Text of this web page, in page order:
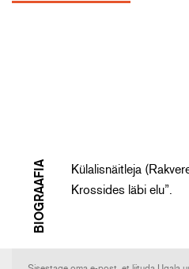
BIOGRAAFIA
Külalisnäitleja
Krossides läbi elu”.